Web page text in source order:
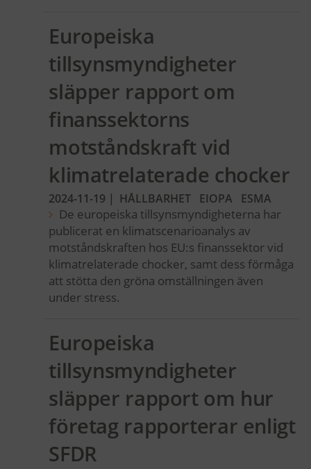
Europeiska
tillsynsmyndigheter
släpper rapport om
finanssektorns
motståndskraft vid
klimatrelaterade chocker
2024-11-19 | HÅLLBARHET EIOPA ESMA
De europeiska tillsynsmyndigheterna har
publicerat en klimatscenarioanalys av
motståndskraften hos EU:s finanssektor vid
klimatrelaterade chocker, samt dess förmåga
att stötta den gröna omställningen även
under stress.
Europeiska
tillsynsmyndigheter
släpper rapport om hur
företag rapporterar enligt
SFDR